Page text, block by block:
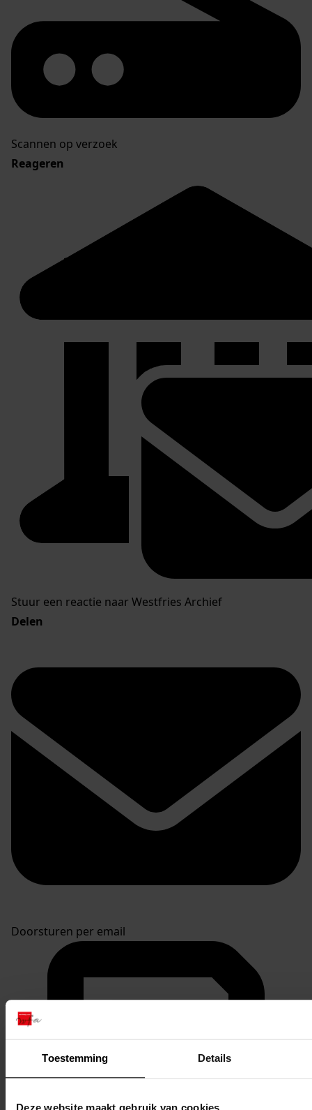
Toestemming Details
Deze website maakt gebruik van cookies
Scannen op verzoek
Reageren
Stuur een reactie naar Westfries Archief
Delen
Doorsturen per email